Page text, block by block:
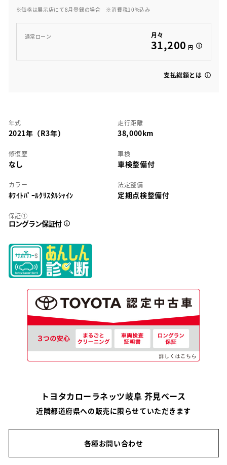
※価格は展示店にて8月登録の場合 ※消費税10%込み
通常ローン 月々
31,200 円
支払総額とは
年式
2021年（R3年）
走行距離
38,000km
修復歴
なし
車検
車検整備付
カラー
ﾎﾜｲﾄﾊﾟｰﾙｸﾘｽﾀﾙｼｬｲﾝ
法定整備
定期点検整備付
保証①
ロングラン保証付
トヨタカローラネッツ岐阜 芥見ベース
近隣都道府県への販売に限らせていただきます
各種お問い合わせ